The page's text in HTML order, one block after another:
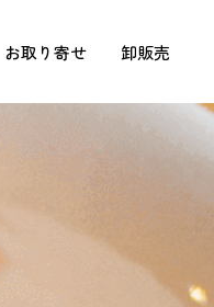
お取り寄せ 卸販売